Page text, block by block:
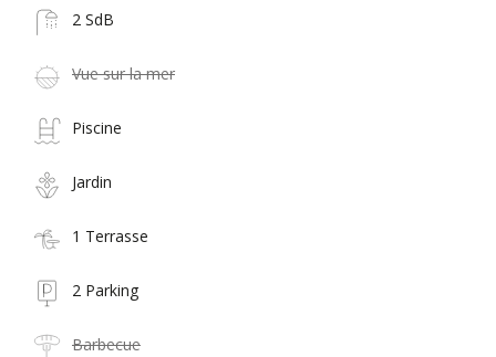
2 SdB
Vue sur la mer
Piscine
Jardin
1 Terrasse
2 Parking
Barbecue